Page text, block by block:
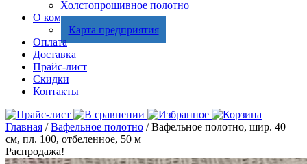
Холстопрошивное полотно
О компании
Карта предприятия
Оплата
Доставка
Прайс-лист
Скидки
Контакты
Главная /Вафельное полотно / Вафельное полотно, шир. 40
см, пл. 100, отбеленное, 50 м
Распродажа!